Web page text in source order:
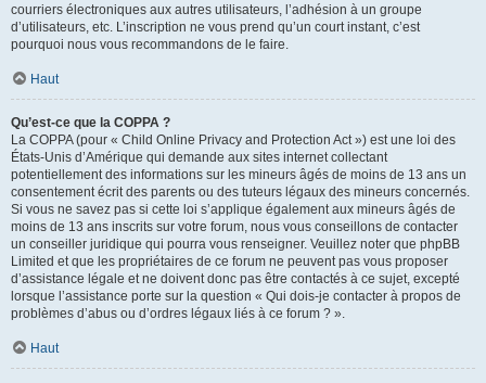
courriers électroniques aux autres utilisateurs, l’adhésion à un groupe
d’utilisateurs, etc. L’inscription ne vous prend qu’un court instant, c’est
pourquoi nous vous recommandons de le faire.
Haut
Qu’est-ce que la COPPA ?
La COPPA (pour « Child Online Privacy and Protection Act ») est une loi des
États-Unis d’Amérique qui demande aux sites internet collectant
potentiellement des informations sur les mineurs âgés de moins de 13 ans un
consentement écrit des parents ou des tuteurs légaux des mineurs concernés.
Si vous ne savez pas si cette loi s’applique également aux mineurs âgés de
moins de 13 ans inscrits sur votre forum, nous vous conseillons de contacter
un conseiller juridique qui pourra vous renseigner. Veuillez noter que phpBB
Limited et que les propriétaires de ce forum ne peuvent pas vous proposer
d’assistance légale et ne doivent donc pas être contactés à ce sujet, excepté
lorsque l’assistance porte sur la question « Qui dois-je contacter à propos de
problèmes d’abus ou d’ordres légaux liés à ce forum ? ».
Haut